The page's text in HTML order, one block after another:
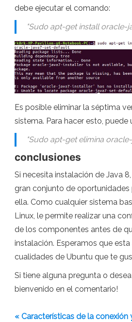
debe ejecutar el comando:
"Sudo apt-get install oracle-
Es posible eliminar la séptima
sistema. Para hacer esto, puede
"Sudo apt-get elimina
conclusiones
Si necesita instalación de Java
gran conjunto de oportunidades
ella. Como cualquier sistema
Linux, le permite realizar una
de los componentes antes de
instalación. Esperamos que esta
cualidades de Ubuntu que te
Si tiene alguna pregunta o
bienvenido en el comentario!
« Características de la conexión